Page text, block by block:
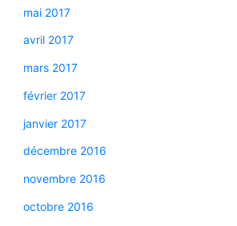
mai 2017
avril 2017
mars 2017
février 2017
janvier 2017
décembre 2016
novembre 2016
octobre 2016